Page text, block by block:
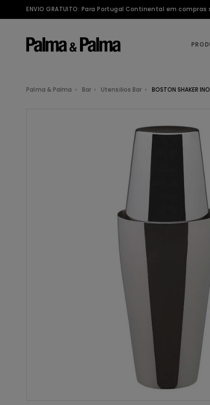
ENVIO GRATUITO: Para Portugal Continental em
Palma & Palma Bar Utensilios Bar BOSTON SHAKER